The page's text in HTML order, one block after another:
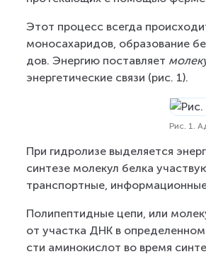
Этот процесс всегда
мо­но­са­ха­ри­дов, об­ра­зо­ва­ние
дов. Энер­гию поставляет
энер­ге­ти­че­ские связи (рис. 1).
Рис. 1.
При гид­ро­ли­зе вы­де­ля­ет­ся
син­те­зе мо­ле­кул белка
транс­порт­ные,
По­ли­пеп­тид­ные цепи, или
от участ­ка ДНК в
сти ами­но­кис­лот во время